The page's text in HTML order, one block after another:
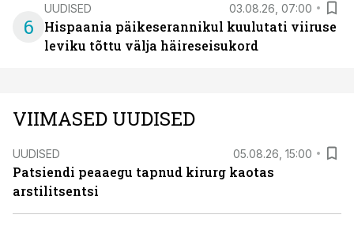
6
UUDISED 03.08.26, 07:00
Hispaania päikeserannikul kuulutati viiruse
leviku tõttu välja häireseisukord
VIIMASED UUDISED
UUDISED 05.08.26, 15:00
Patsiendi peaaegu tapnud kirurg kaotas
arstilitsentsi